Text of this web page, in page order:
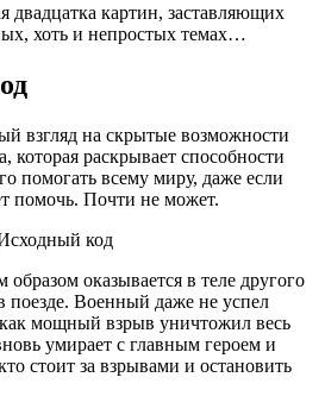
двадцатка картин, заставляющих
хоть и непростых темах…
взгляд на скрытые возможности
которая раскрывает способности
помогать всему миру, даже если
помочь. Почти не может.
оказывается в теле другого
поезде. Военный даже не успел
мощный взрыв уничтожил весь
умирает с главным героем и
стоит за взрывами и остановить